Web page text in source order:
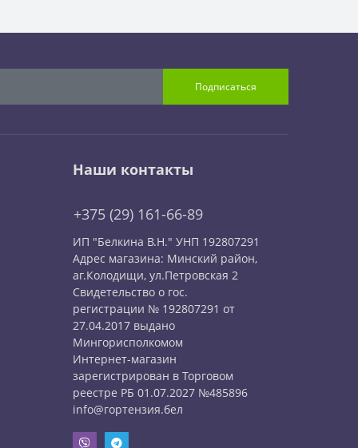
Подписаться
Наши контакты
+375 (29) 161-66-89
ИП "Белкина В.Н." УНП 192807291
Адрес магазина: Минский район,
аг.Колодищи, ул.Петровская 2
Свидетельство о гос.
регистрации № 192807291 от
27.04.2017 выдано
Мингорисполкомом
Интернет-магазин
зарегистрирован в Торговом
реестре РБ 01.07.2027 №485896
info@гортензия.бел